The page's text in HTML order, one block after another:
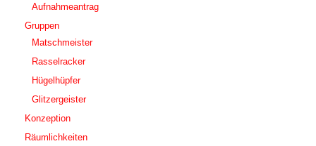
Aufnahmeantrag
Gruppen
Matschmeister
Rasselracker
Hügelhüpfer
Glitzergeister
Konzeption
Räumlichkeiten